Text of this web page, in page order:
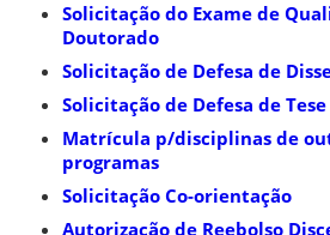
Solicitação do Exame de
Doutorado
Solicitação de Defesa de
Solicitação de Defesa de Tese
Matrícula p/disciplinas de
programas
Solicitação Co-orientação
Autorização de Reebolso